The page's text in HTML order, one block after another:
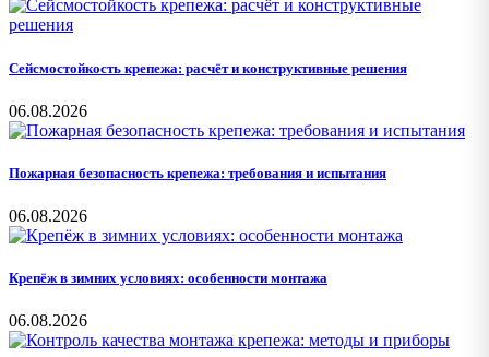
Сейсмостойкость крепежа: расчёт и конструктивные решения
06.08.2026
Пожарная безопасность крепежа: требования и испытания
06.08.2026
Крепёж в зимних условиях: особенности монтажа
06.08.2026